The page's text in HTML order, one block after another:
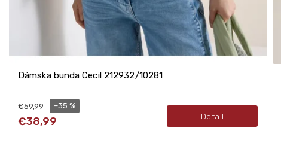
Dámska bunda Cecil 212932/10281
€59,99
€38,99
–35 %
Detail